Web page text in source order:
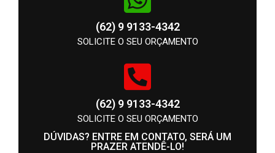
(62) 9 9133-4342
SOLICITE O SEU ORÇAMENTO
(62) 9 9133-4342
SOLICITE O SEU ORÇAMENTO
DÚVIDAS? ENTRE EM CONTATO, SERÁ UM
PRAZER ATENDÊ-LO!